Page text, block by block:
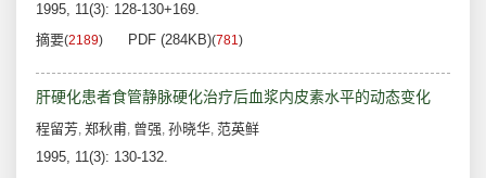
1995, 11(3): 128-130+169.
摘要(2189) PDF (284KB)(781)
肝硬化患者食管静脉硬化治疗后血浆内皮素水平的动态变化
程留芳, 郑秋甫, 曾强, 孙晓华, 范英鲜
1995, 11(3): 130-132.